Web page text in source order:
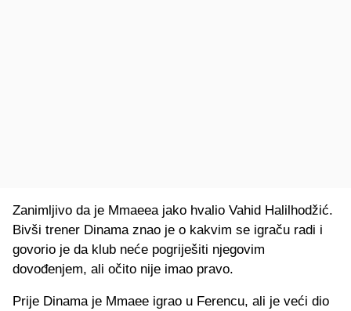
Zanimljivo da je Mmaeea jako hvalio Vahid Halilhodžić.
Bivši trener Dinama znao je o kakvim se igraču radi i
govorio je da klub neće pogriješiti njegovim
dovođenjem, ali očito nije imao pravo.
Prije Dinama je Mmaee igrao u Ferencu, ali je veći dio